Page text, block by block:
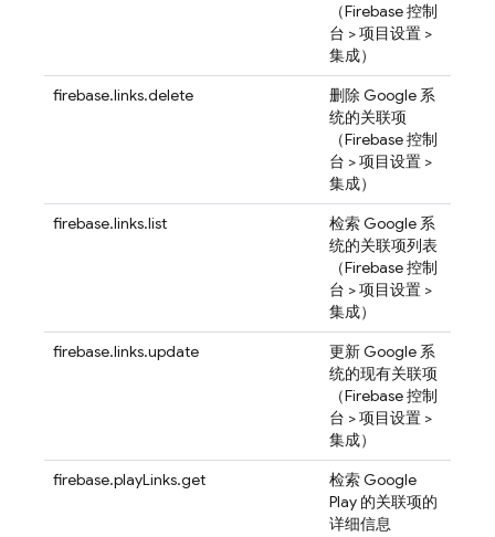
（Firebase控制
台 > 项目设置 >
集成）
firebase.links.delete
删除 Google 系
统的关联项
（Firebase控制
台 > 项目设置 >
集成）
firebase.links.list
检索 Google 系
统的关联项列表
（Firebase控制
台 > 项目设置 >
集成）
firebase.links.update
更新 Google 系
统的现有关联项
（Firebase控制
台 > 项目设置 >
集成）
firebase.playLinks.get
检索 Google
Play 的关联项的
详细信息